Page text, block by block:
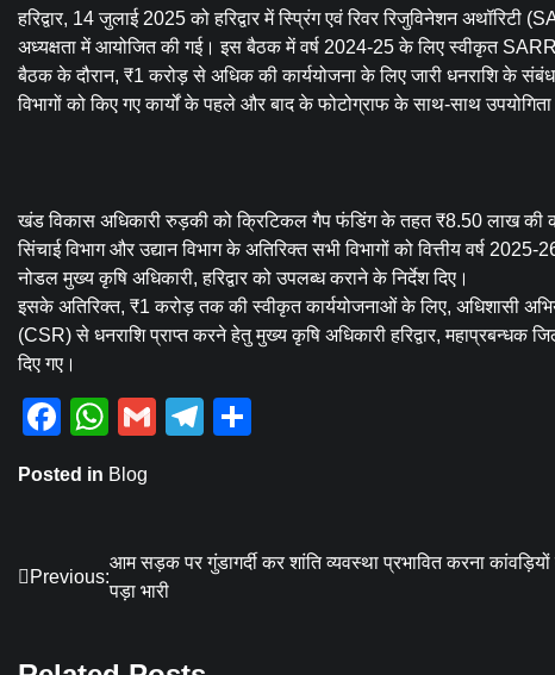
हरिद्वार, 14 जुलाई 2025 को हरिद्वार में स्प्रिंग एवं रिवर रिजुविनेशन
अध्यक्षता में आयोजित की गई। इस बैठक में वर्ष 2024-25 के लिए स्वीकृत SARRA
बैठक के दौरान, ₹1 करोड़ से अधिक की कार्ययोजना के लिए जारी धनराशि के संबंध
विभागों को किए गए कार्यों के पहले और बाद के फोटोग्राफ के साथ-साथ
खंड विकास अधिकारी रुड़की को क्रिटिकल गैप फंडिंग के तहत ₹8.50 लाख की
सिंचाई विभाग और उद्यान विभाग के अतिरिक्त सभी विभागों को वित्तीय वर्ष
नोडल मुख्य कृषि अधिकारी, हरिद्वार को उपलब्ध कराने के निर्देश दिए।
इसके अतिरिक्त, ₹1 करोड़ तक की स्वीकृत कार्ययोजनाओं के लिए, अधिशासी
(CSR) से धनराशि प्राप्त करने हेतु मुख्य कृषि अधिकारी हरिद्वार,
दिए गए।
Facebook
WhatsApp
GmailTelegram
Posted in Blog
Post
navigation
Previous:
आम सड़क पर गुंडागर्दी कर शांति व्यवस्था प्रभावित करना कांवड़ियों
पड़ा भारी